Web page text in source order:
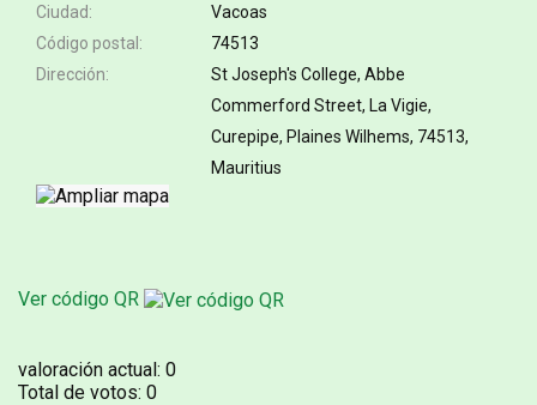
Ciudad
Vacoas
Código postal
74513
Dirección
St Joseph's College, Abbe
Commerford Street, La Vigie,
Curepipe, Plaines Wilhems, 74513,
Mauritius
Ver código QR
valoración actual: 0
Total de votos: 0